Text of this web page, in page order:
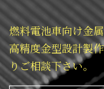
燃料電池車向け金
高精度金型設計製
りご相談下さい。